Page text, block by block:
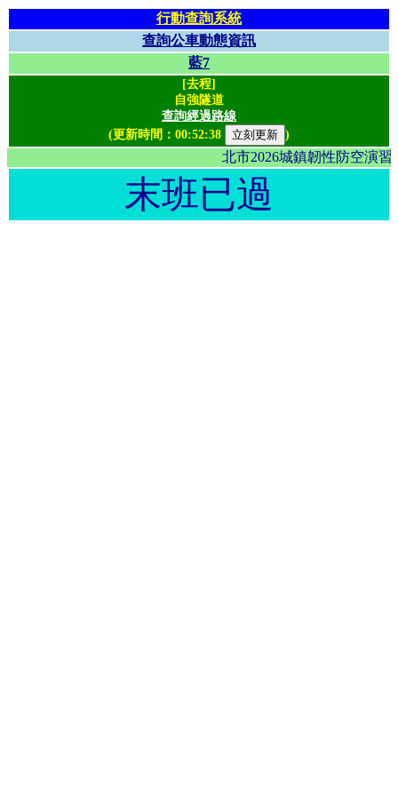
行動查詢系統
查詢公車動態資訊
藍7
[去程]
自強隧道
查詢經過路線
(更新時間： 00:52:38 )
北市2026城鎮韌性防空
末班已過